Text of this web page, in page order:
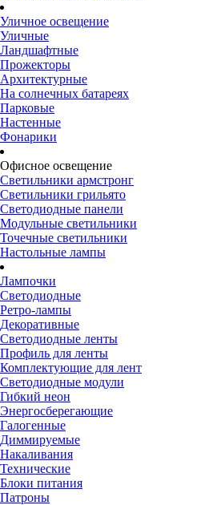
Уличное освещение
Уличные
Ландшафтные
Прожекторы
Архитектурные
На солнечных батареях
Парковые
Настенные
Фонарики
Офисное освещение
Светильники армстронг
Светильники грильято
Светодиодные панели
Модульные светильники
Точечные светильники
Настольные лампы
Лампочки
Светодиодные
Ретро-лампы
Декоративные
Светодиодные ленты
Профиль для ленты
Комплектующие для лент
Светодиодные модули
Гибкий неон
Энергосберегающие
Галогенные
Диммируемые
Накаливания
Технические
Блоки питания
Патроны